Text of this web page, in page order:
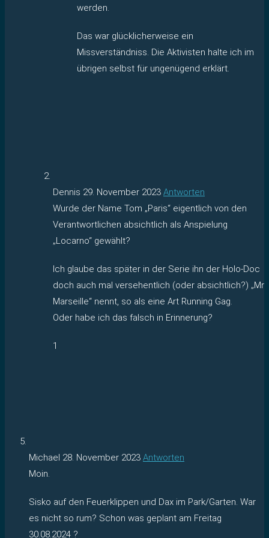
werden.
Das war glücklicherweise ein
Missverständniss. Die Aktivisten halte ich im
übrigen selbst für ungenügend erklärt.
Dennis 29. November 2023 Antworten
Wurde der Name Tom „Paris“ eigentlich von den
Verantwortlichen absichtlich als Anspielung
„Locarno“ gewählt?
Ich glaube das später in der Serie ihn der Holo-Doc
doch auch mal versehentlich (oder absichtlich?) „Mr
Marseille“ nennt, so als eine Art Running Gag.
Oder habe ich das falsch in Erinnerung?
1
Michael 28. November 2023 Antworten
Moin.
Sisko auf den Feuerklippen und Dax im Park/Garten. War
es nicht so rum? Schon was geplant am Freitag
30.08.2024 ?